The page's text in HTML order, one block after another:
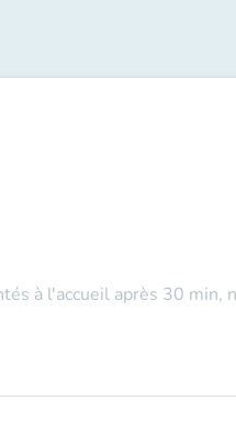
à l'accueil après 30 min,